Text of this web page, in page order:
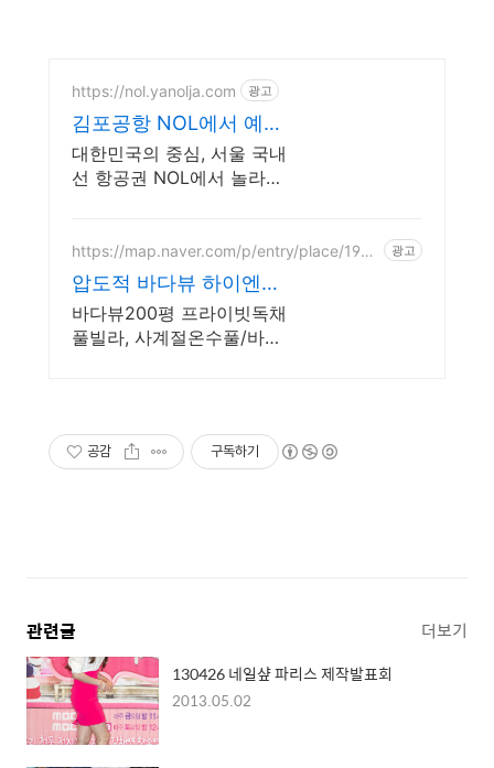
https://nol.yanolja.com 광고
김포공항 NOL에서 예약
매일 NOL DRAW 추첨!
대한민국의 중심, 서울 국내
선 항공권 NOL에서 놀라운
https://map.naver.com/p/entry/place/1970
광고
압도적 바다뷰 하이엔드
풀빌라 7-8월 한정 수영
장 포함
바다뷰200평 프라이빗독채
풀빌라, 사계절온수풀/바다
함, 핀란드식 사우나,200평
정원
공감 구독하기
관련글 더보기
130426 네일샾 파리스 제작발표회
2013.05.02